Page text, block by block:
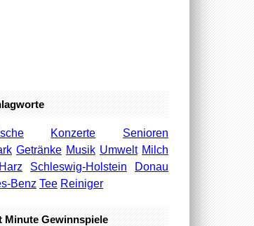
Konzerte
Senioren
Getränke Musik Umwelt Milch
Harz Schleswig-Holstein
Donau
Benz Tee Reiniger
Minute Gewinnspiele